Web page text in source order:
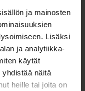
ja mainosten
Lisäksi
ja analytiikka-
käytät
näitä
heille tai joita on